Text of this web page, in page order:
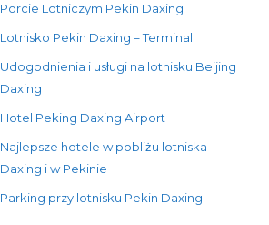
Porcie Lotniczym Pekin Daxing
Lotnisko Pekin Daxing – Terminal
Udogodnienia i usługi na lotnisku Beijing
Daxing
Hotel Peking Daxing Airport
Najlepsze hotele w pobliżu lotniska
Daxing i w Pekinie
Parking przy lotnisku Pekin Daxing